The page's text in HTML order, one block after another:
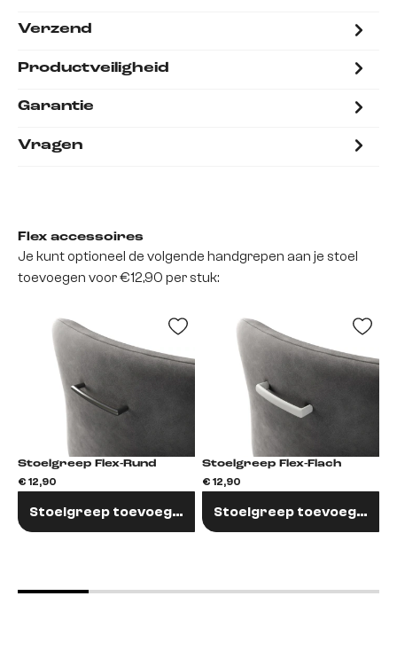
Verzend
Productveiligheid
Garantie
Vragen
Flex accessoires
Je kunt optioneel de volgende handgrepen aan je stoel
toevoegen voor €12,90 per stuk:
Stoelgreep Flex-Rund
€ 12,90
Stoelgreep toevoegen
Stoelgreep Flex-Flach
€ 12,90
Stoelgreep toevoegen